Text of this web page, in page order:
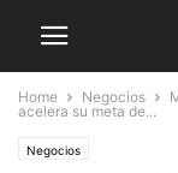
Home Negocios
acelera su meta de...
Negocios